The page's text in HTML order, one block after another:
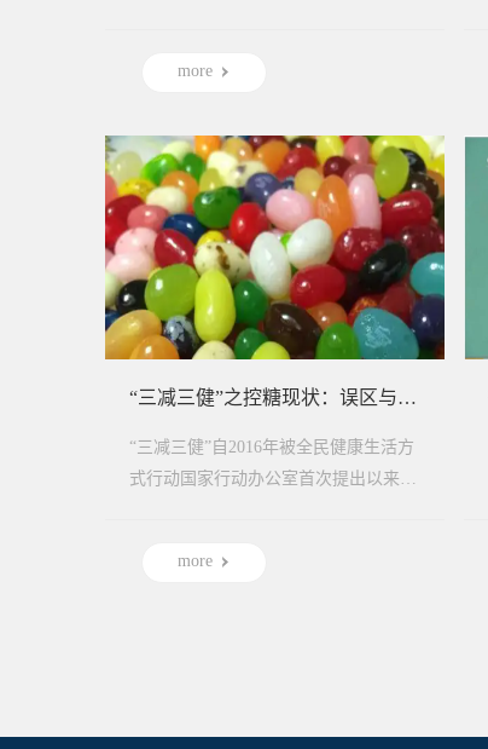
more
“三减三健”之控糖现状：误区与真相
“三减三健”自2016年被全民健康生活方
式行动国家行动办公室首次提出以来，
more